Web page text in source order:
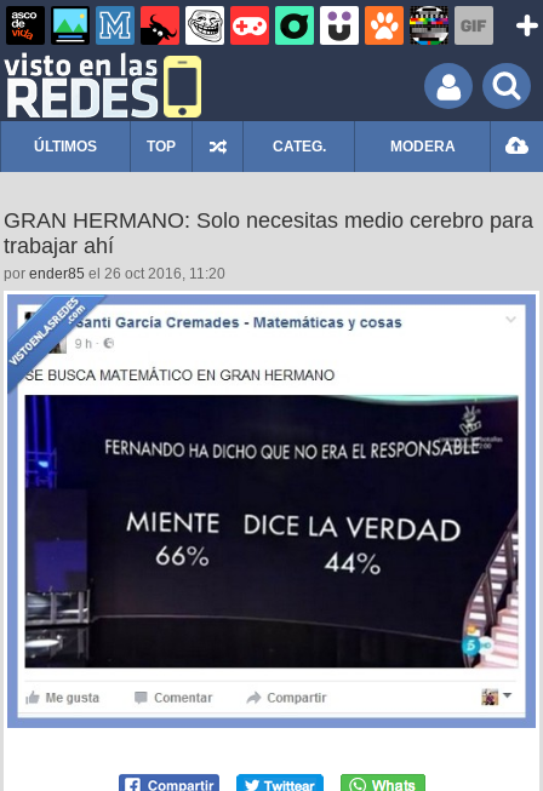
ÚLTIMOS TOP CATEG. MODERA
GRAN HERMANO: Solo necesitas medio cerebro para
trabajar ahí
por ender85 el 26 oct 2016, 11:20